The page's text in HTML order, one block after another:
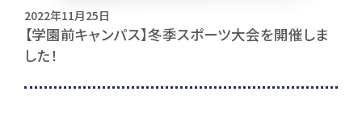
2022年11月25日
【学園前キャンパス】冬季スポーツ大会を開催しま
した！